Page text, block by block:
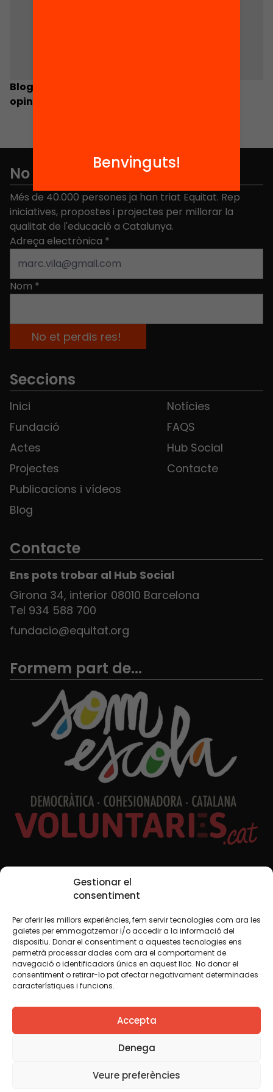
Gestionar el
consentiment
Per oferir les millors experiències, fem servir tecnologies com ara les
galetes per emmagatzemar i/o accedir a la informació del
dispositiu. Donar el consentiment a aquestes tecnologies ens
permetrà processar dades com ara el comportament de
navegació o identificadors únics en aquest lloc. No donar el
consentiment o retirar-lo pot afectar negativament determinades
característiques i funcions.
Accepta
Denega
Veure preferències
Blog de la Fundació Jaume Bofill. Els experts
opinen! Participa-hi!
No et perdis res
Més de 40.000 persones ja han triat Equitat. Rep
iniciatives, propostes i projectes per millorar la
qualitat de l'educació a Catalunya.
Adreça electrònica *
Nom *
Seccions
Inici
Fundació
Actes
Projectes
Publicacions i vídeos
Blog
Notícies
FAQS
Hub Social
Contacte
Contacte
Ens pots trobar al Hub Social
Girona 34, interior 08010 Barcelona
Tel 934 588 700
fundacio@equitat.org
Formem part de...
Xarxes Socials
TWT YTB IG FB IN
Avís legalPolítica de cookies
Creiem que el coneixement s’ha de compartir. Per això
fem servir una llicència Creative Commons, llevat que en
algun material indiquem el contrari. Us animem a copiar,
redistribuir, remesclar o transformar i crear els continguts
comercial. Només us demanem que reconegueu
l’autoria de la creació original.
Benvinguts!